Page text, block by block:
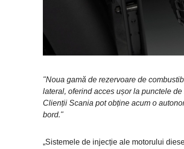
"Noua gamă de rezervoare de
lateral, oferind acces ușor la punctele
Clienții Scania pot obține acum o
bord."
„Sistemele de injecție ale motorului